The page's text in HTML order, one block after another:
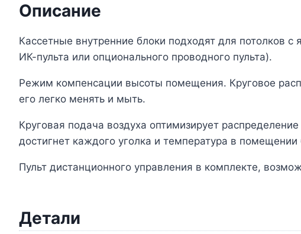
Описание
Кассетные внутренние блоки подходят для потолков
ИК-пульта или опционального проводного пульта).
Режим компенсации высоты помещения. Круговое
его легко менять и мыть.
Круговая подача воздуха оптимизирует
достигнет каждого уголка и температура в
Пульт дистанционного управления в комплекте,
Детали